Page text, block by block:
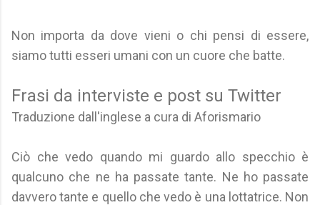
Non importa da dove vieni o chi pensi di essere,
siamo tutti esseri umani con un cuore che batte.
Frasi da interviste e post su Twitter
Traduzione dall'inglese a cura di Aforismario
Ciò che vedo quando mi guardo allo specchio è
qualcuno che ne ha passate tante. Ne ho passate
davvero tante e quello che vedo è una lottatrice. Non